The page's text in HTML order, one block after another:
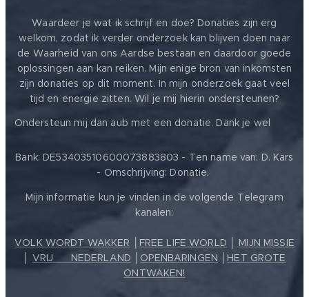
Waardeer je wat ik schrijf en doe? Donaties zijn erg
welkom, zodat ik verder onderzoek kan blijven doen naar
de Waarheid van ons Aardse bestaan en daardoor goede
oplossingen aan kan reiken. Mijn enige bron van inkomsten
zijn donaties op dit moment. In mijn onderzoek gaat veel
tijd en energie zitten. Wil je mij hierin ondersteunen?
Ondersteun mij dan aub met een donatie. Dank je wel
Bank: DE53403510600073883803 - Ten name van: D. Kars
- Omschrijving: Donatie.
Mijn informatie kun je vinden in de volgende Telegram
kanalen:
VOLK WORDT WAKKER FREE LIFE WORLD
MIJN MISSIE
VRIJ ❤️ NEDERLAND OPENBARINGEN
HET GROTE
ONTWAKEN!